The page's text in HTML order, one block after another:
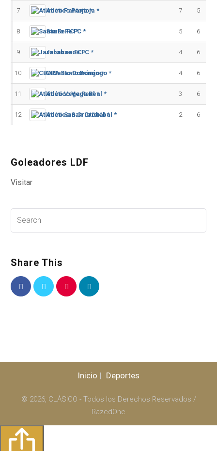
7 Atlético Pantoja * 7 5
8 Santa Fe FC * 5 6
9 Jarabacoa FC * 4 6
10 CBA Santo Domingo * 4 6
11 Atlético Vega Real * 3 6
12 Atlético San Cristóbal * 2 6
Goleadores LDF
Visitar
Share This
Inicio Deportes
© 2026, CLÁSICO - Todos los Derechos Reservados /
RazedOne